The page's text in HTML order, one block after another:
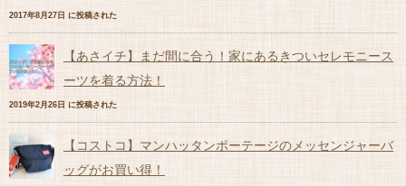
2017年8月27日 に投稿された
【あさイチ】まだ間に合う！家にあるきついセレモニース
ーツを着る方法！
2019年2月26日 に投稿された
【コストコ】マンハッタンポーテージのメッセンジャーバ
ッグがお買い得！